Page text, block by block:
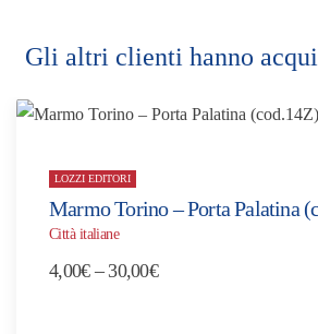
Gli altri clienti hanno
LOZZI EDITORI
Marmo Torino – Porta Palatina
Città italiane
4,00€ – 30,00€Fascia